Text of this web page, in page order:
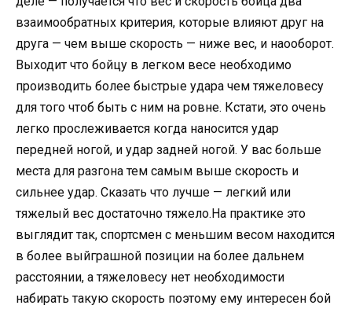
взаимообратных критерия, которые влияют друг на
друга — чем выше скорость — ниже вес, и наооборот.
Выходит что бойцу в легком весе необходимо
производить более быстрые удара чем тяжеловесу
для того чтоб быть с ним на ровне. Кстати, это очень
легко прослеживается когда наносится удар
передней ногой, и удар задней ногой. У вас больше
места для разгона тем самым выше скорость и
сильнее удар. Сказать что лучше — легкий или
тяжелый вес достаточно тяжело.На практике это
выглядит так, спортсмен с меньшим весом находится
в более выйграшной позиции на более дальнем
расстоянии, а тяжеловесу нет необходимости
набирать такую скорость поэтому ему интересен бой